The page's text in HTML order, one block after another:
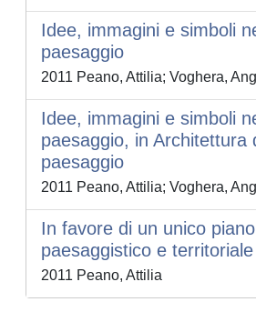
Idee, immagini e simboli
paesaggio
2011 Peano, Attilia; Voghera,
Idee, immagini e simboli
paesaggio, in Architettura
paesaggio
2011 Peano, Attilia; Voghera,
In favore di un unico piano
paesaggistico e territoriale
2011 Peano, Attilia